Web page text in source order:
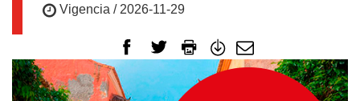
CANADÁ
USA
Vigencia / 2026-11-29